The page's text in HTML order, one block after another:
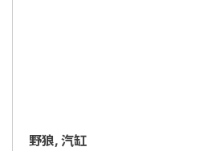
野狼, 汽缸